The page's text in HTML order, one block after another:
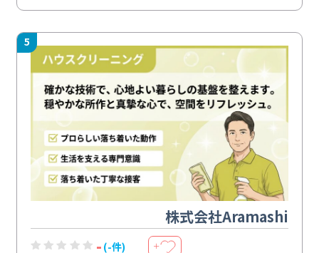
5
株式会社Aramashi
- (-件) ＋